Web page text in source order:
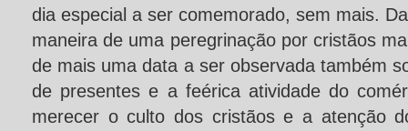
dia especial a ser comemorado, sem mais.
maneira de uma peregrinação por cristãos
de mais uma data a ser observada também
de presentes e a feérica atividade do
merecer o culto dos cristãos e a atenção